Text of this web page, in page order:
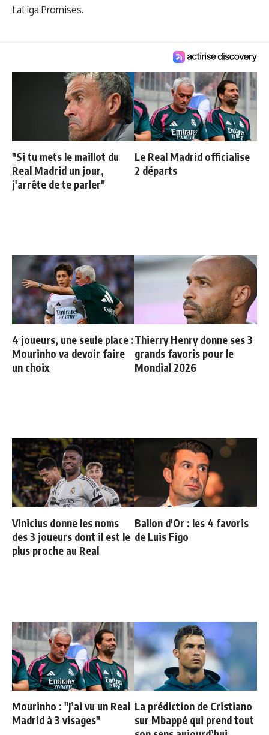
LaLiga Promises.
"Si tu mets le maillot du
Real Madrid un jour,
j'arrête de te parler"
Le Real Madrid officialise
2 départs
4 joueurs, une seule place :
Mourinho va devoir faire
un choix
Thierry Henry donne ses 3
grands favoris pour le
Mondial 2026
Vinicius donne les noms
des 3 joueurs dont il est le
plus proche au Real
Ballon d'Or : les 4 favoris
de Luis Figo
Mourinho : "J’ai vu un Real
Madrid à 3 visages"
La prédiction de Cristiano
sur Mbappé qui prend tout